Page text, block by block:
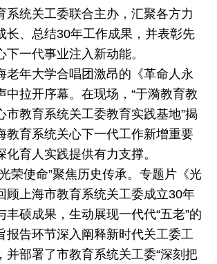
系统关工委联合主办，汇聚各方力
长、总结30年工作成果，并表彰先
下一代事业注入新动能。
老年大学合唱团激昂的《革命人永
中拉开序幕。在现场，“于漪教育教
市教育系统关工委教育实践基地”揭
教育系统关心下一代工作新增重要
化育人实践提供有力支撑。
荣使命”聚焦历史传承。专题片《光
顾上海市教育系统关工委成立30年
丰硕成果，生动展现一代代“五老”的
报告环节深入阐释新时代关工委工
并部署了市教育系统关工委“深刻把